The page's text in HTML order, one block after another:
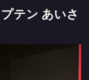
テン あいさ